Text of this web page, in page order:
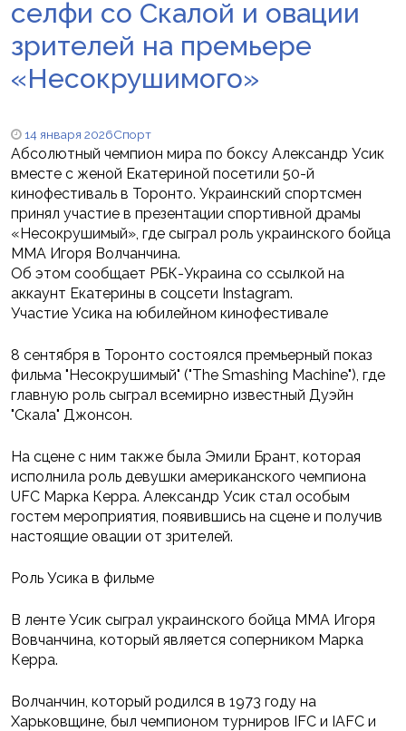
селфи со Скалой и овации
зрителей на премьере
«Несокрушимого»
14 января 2026Спорт
Абсолютный чемпион мира по боксу Александр Усик
вместе с женой Екатериной посетили 50-й
кинофестиваль в Торонто. Украинский спортсмен
принял участие в презентации спортивной драмы
«Несокрушимый», где сыграл роль украинского бойца
ММА Игоря Волчанчина.
Об этом сообщает РБК-Украина со ссылкой на
аккаунт Екатерины в соцсети Instagram.
Участие Усика на юбилейном кинофестивале
8 сентября в Торонто состоялся премьерный показ
фильма "Несокрушимый" ("The Smashing Machine"), где
главную роль сыграл всемирно известный Дуэйн
"Скала" Джонсон.
На сцене с ним также была Эмили Брант, которая
исполнила роль девушки американского чемпиона
UFC Марка Керра. Александр Усик стал особым
гостем мероприятия, появившись на сцене и получив
настоящие овации от зрителей.
Роль Усика в фильме
В ленте Усик сыграл украинского бойца ММА Игоря
Вовчанчина, который является соперником Марка
Керра.
Волчанчин, который родился в 1973 году на
Харьковщине, был чемпионом турниров IFC и IAFC и